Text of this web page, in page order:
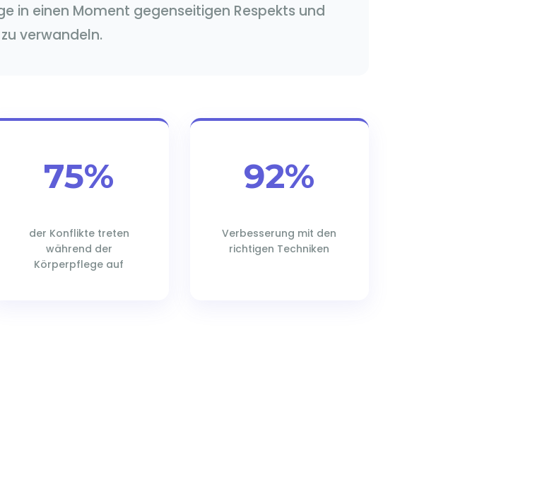
in einen Moment gegenseitigen Respekts und
verwandeln.
75%
der Konflikte treten
während der
Körperpflege auf
92%
Verbesserung mit den
richtigen Techniken